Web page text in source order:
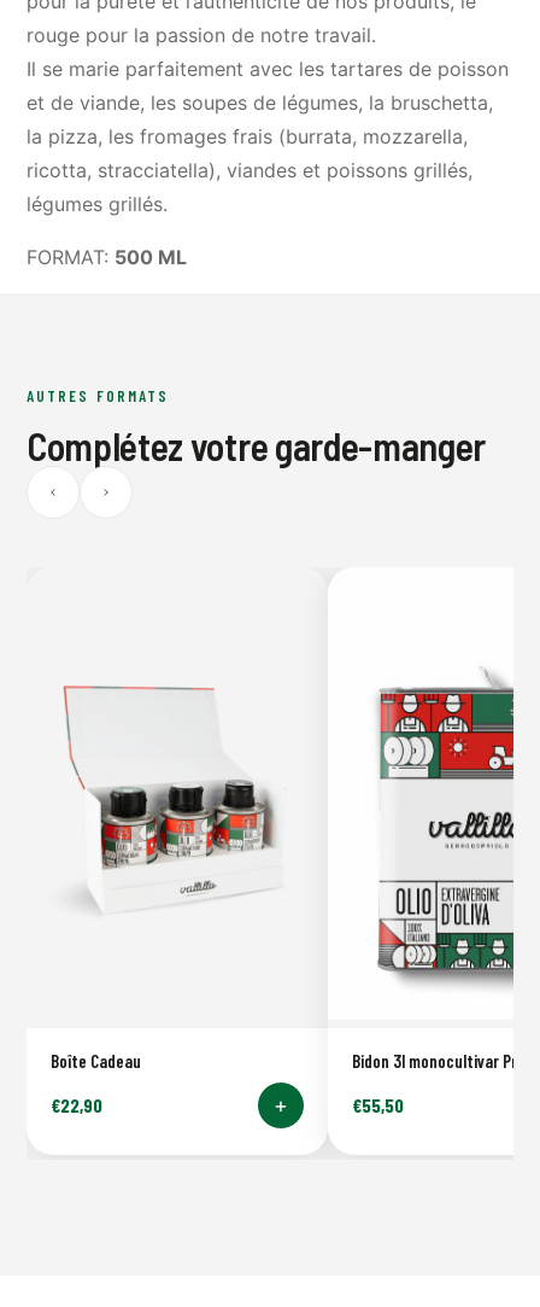
rouge pour la passion de notre travail.
Il se marie parfaitement avec les tartares de poisson
et de viande, les soupes de légumes, la bruschetta,
la pizza, les fromages frais (burrata, mozzarella,
ricotta, stracciatella), viandes et poissons grillés,
légumes grillés.
FORMAT: 500 ML
AUTRES FORMATS
Complétez votre garde-manger
Boîte Cadeau
€22,90 +
Bidon 3l monocultivar
€55,50